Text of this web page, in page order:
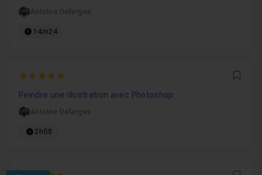
Antoine Defarges
14m24
5
Peindre une illustration avec Photoshop
Antoine Defarges
2h58